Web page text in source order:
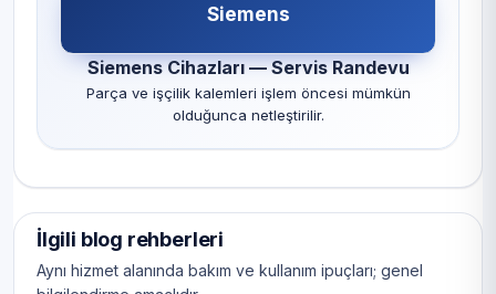
Siemens
Siemens Cihazları — Servis Randevu
Parça ve işçilik kalemleri işlem öncesi mümkün
olduğunca netleştirilir.
İlgili blog rehberleri
Aynı hizmet alanında bakım ve kullanım ipuçları; genel